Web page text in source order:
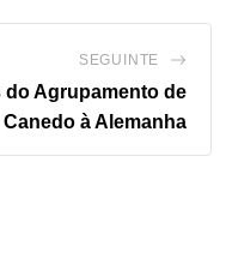
SEGUINTE
do Agrupamento de
Canedo à Alemanha